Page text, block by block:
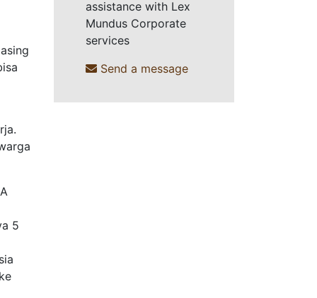
5
assistance with Lex
Mundus Corporate
services
Send a message